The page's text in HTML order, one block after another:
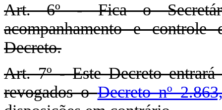
Art. 6º - Fica o
acompanhamento e
Decreto.
Art. 7º - Este Decreto
revogados oDecreto nº